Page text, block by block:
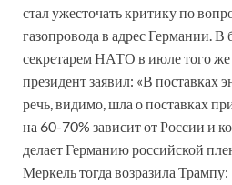
стал ужесточать критику по
газопровода в адрес Германии. В
секретарем НАТО в июле того же
президент заявил: «В поставках
речь, видимо, шла о поставках
на 60-70% зависит от России и
делает Германию российской
Меркель тогда возразила Трампу: